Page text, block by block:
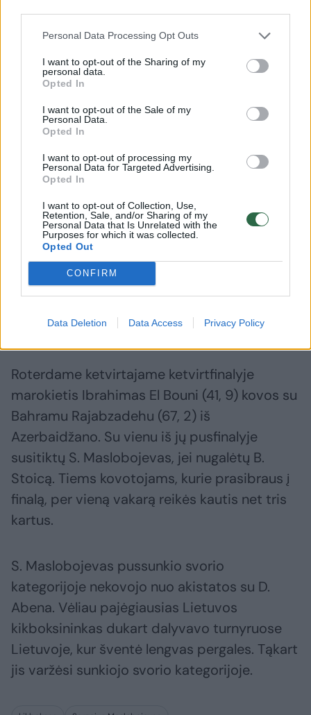
Personal Data Processing Opt Outs
I want to opt-out of the Sharing of my
personal data.
Opted In
I want to opt-out of the Sale of my
Personal Data.
Opted In
I want to opt-out of processing my
Personal Data for Targeted Advertising.
Opted In
I want to opt-out of Collection, Use,
Retention, Sale, and/or Sharing of my
Personal Data that Is Unrelated with the
Purposes for which it was collected.
Opted Out
CONFIRM
Data Deletion Data Access Privacy Policy
Paaiškėjo pirmasis S.
Maslobojevo varžovas
Be
drąsos
D. Abena 2023 metų vasarį nukarūnavo S.
Maslobojevą. Tuomet jų kova buvo nutraukta
dėl atsivėrusios žaizdos Lietuvos sportininko
kojoje ir pergalė skirta Surinamo
kikboksininkui.
Paskui D. Abena apylygėje kovoje turėjo
čempiono titulą.
Roterdame ketvirtajame ketvirtfinalyje
marokietis Ibrahimas El Bouni (41, 9) kovos su
Bahramu Rajabzadehu (67, 2) iš
Azerbaidžano. Su vienu iš jų pusfinalyje
susitiktų S. Maslobojevas, jei nugalėtų B.
Stoicą. Tiems kovotojams, kurie prasibraus į
finalą, per vieną vakarą reikės kautis net tris
kartus.
S. Maslobojevas pussunkio svorio
kategorijoje nekovojo nuo akistatos su D.
Abena. Vėliau pajėgiausias Lietuvos
kikboksininkas dukart dalyvavo turnyruose
Lietuvoje, kur šventė lengvas pergales. Tąkart
jis varžėsi sunkiojo svorio kategorijoje.